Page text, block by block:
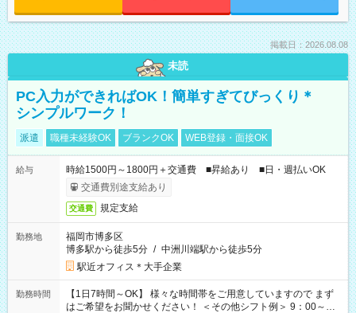
掲載日：2026.08.08
未読
PC入力ができればOK！簡単すぎてびっくり＊
シンプルワーク！
派遣 職種未経験OK ブランクOK WEB登録・面接OK
給与
時給1500円～1800円＋交通費 ■昇給あり ■日・週払いOK
交通費別途支給あり
交通費 規定支給
勤務地
福岡市博多区
博多駅から徒歩5分 / 中洲川端駅から徒歩5分
駅近オフィス＊大手企業
勤務時間
【1日7時間～OK】 様々な時間帯をご用意していますので まず
はご希望をお聞かせください！ ＜その他シフト例＞ 9：00～